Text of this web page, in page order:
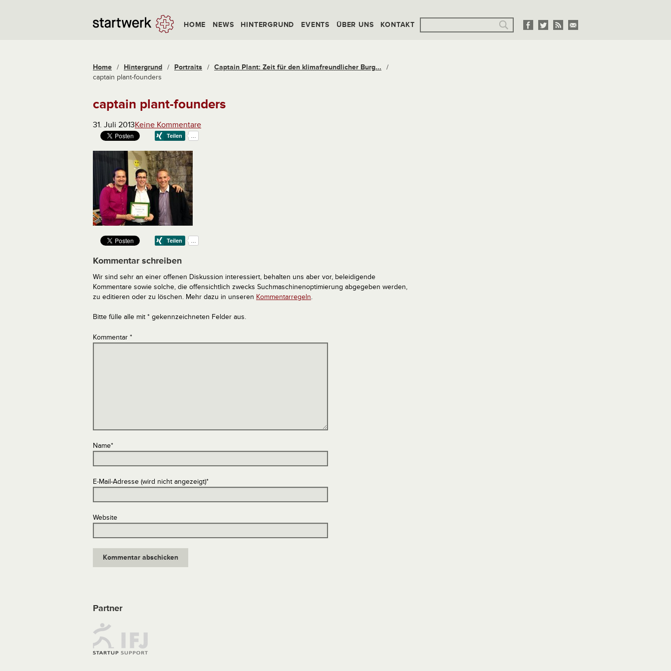
HOME NEWS HINTERGRUND EVENTS ÜBER UNS KONTAKT
Home / Hintergrund / Portraits / Captain Plant: Zeit für den klimafreundlicher Burg...
/
captain plant-founders
captain plant-founders
31. Juli 2013Keine Kommentare
Kommentar schreiben
Wir sind sehr an einer offenen Diskussion interessiert, behalten uns aber vor, beleidigende
Kommentare sowie solche, die offensichtlich zwecks Suchmaschinenoptimierung abgegeben werden,
zu editieren oder zu löschen. Mehr dazu in unseren Kommentarregeln.
Bitte fülle alle mit * gekennzeichneten Felder aus.
Kommentar *
Name*
E-Mail-Adresse (wird nicht angezeigt)*
Website
Partner